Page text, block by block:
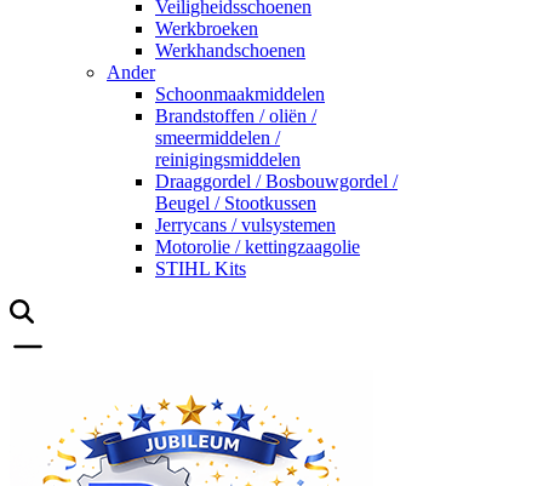
Veiligheidsschoenen
Werkbroeken
Werkhandschoenen
Ander
Schoonmaakmiddelen
Brandstoffen / oliën /
smeermiddelen /
reinigingsmiddelen
Draaggordel / Bosbouwgordel /
Beugel / Stootkussen
Jerrycans / vulsystemen
Motorolie / kettingzaagolie
STIHL Kits